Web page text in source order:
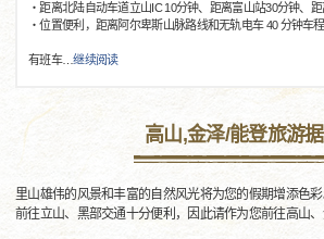
・距离北陆自动车道立山IC 10分钟、距离富山站30分钟、距
・位置便利，距离阿尔卑斯山脉路线和无轨电车 40 分钟车程
有班车…继续阅读
高山,金泽/能登旅游
里山雄伟的风景和丰富的自然风光将为您的假期增添色彩
前往立山、黑部交通十分便利，因此请作为您前往高山、